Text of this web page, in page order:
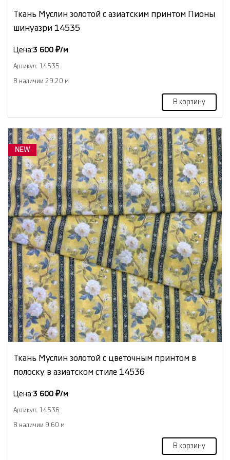
Ткань Муслин золотой с азиатским принтом Пионы
шинуазри 14535
Цена:3 600 ₽/м
Артикул: 14535
В наличии 29.20 м
В корзину
NEW
Ткань Муслин золотой с цветочным принтом в
полоску в азиатском стиле 14536
Цена:3 600 ₽/м
Артикул: 14536
В наличии 9.60 м
В корзину